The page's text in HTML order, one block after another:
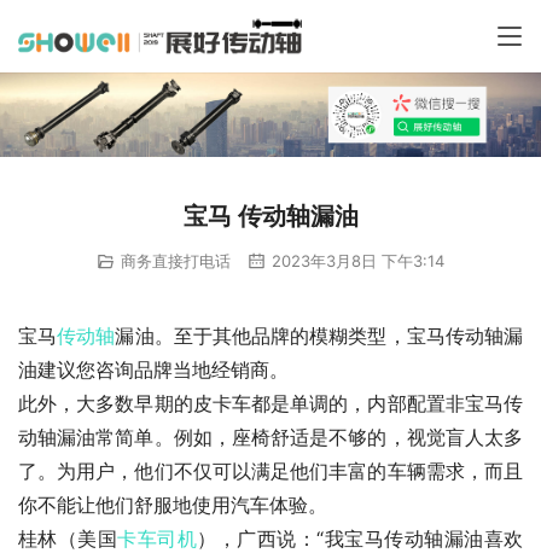
宝马 传动轴漏油
商务直接打电话 2023年3月8日 下午3:14
宝马传动轴漏油。至于其他品牌的模糊类型，宝马传动轴漏
油建议您咨询品牌当地经销商。
此外，大多数早期的皮卡车都是单调的，内部配置非宝马传
动轴漏油常简单。例如，座椅舒适是不够的，视觉盲人太多
了。为用户，他们不仅可以满足他们丰富的车辆需求，而且
你不能让他们舒服地使用汽车体验。
桂林（美国卡车司机），广西说：“我宝马传动轴漏油喜欢